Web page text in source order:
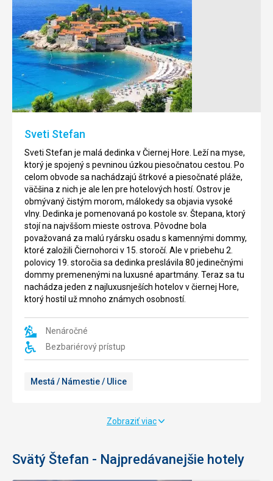
Sveti Stefan
Sveti Stefan je malá dedinka v Čiernej Hore. Leží na myse,
ktorý je spojený s pevninou úzkou piesočnatou cestou. Po
celom obvode sa nachádzajú štrkové a piesočnaté pláže,
väčšina z nich je ale len pre hotelových hostí. Ostrov je
obmývaný čistým morom, málokedy sa objavia vysoké
vlny. Dedinka je pomenovaná po kostole sv. Štepana, ktorý
stojí na najvššom mieste ostrova. Pôvodne bola
považovaná za malú ryársku osadu s kamennými dommy,
ktoré založili Čiernohorci v 15. storočí. Ale v priebehu 2.
polovicy 19. storočia sa dedinka preslávila 80 jedinečnými
dommy premenenými na luxusné apartmány. Teraz sa tu
nachádza jeden z najluxusnješích hotelov v čiernej Hore,
ktorý hostil už mnoho známych osobností.
Nenáročné
Bezbariérový prístup
Mestá / Námestie / Ulice
Zobraziť viac
Svätý Štefan - Najpredávanejšie hotely